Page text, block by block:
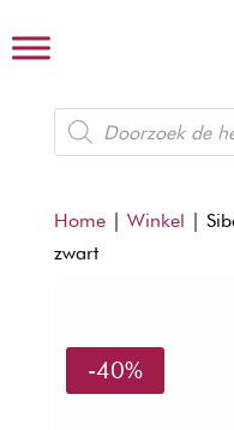
Producten
zoeken
Home| Winkel |
zwart
-40%